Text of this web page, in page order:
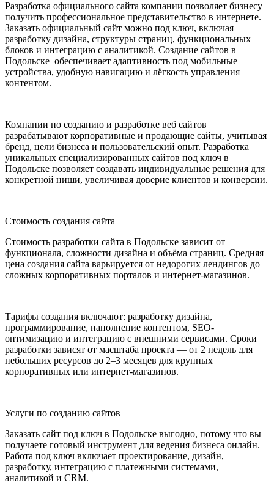
Разработка официального сайта компании позволяет бизнесу
получить профессиональное представительство в интернете.
Заказать официальный сайт можно под ключ, включая
разработку дизайна, структуры страниц, функциональных
блоков и интеграцию с аналитикой. Создание сайтов в
Подольске обеспечивает адаптивность под мобильные
устройства, удобную навигацию и лёгкость управления
контентом.
Компании по созданию и разработке веб сайтов
разрабатывают корпоративные и продающие сайты, учитывая
бренд, цели бизнеса и пользовательский опыт. Разработка
уникальных специализированных сайтов под ключ в
Подольске позволяет создавать индивидуальные решения для
конкретной ниши, увеличивая доверие клиентов и конверсии.
Стоимость создания сайта
Стоимость разработки сайта в Подольске зависит от
функционала, сложности дизайна и объёма страниц. Средняя
цена создания сайта варьируется от недорогих лендингов до
сложных корпоративных порталов и интернет-магазинов.
Тарифы создания включают: разработку дизайна,
программирование, наполнение контентом, SEO-
оптимизацию и интеграцию с внешними сервисами. Сроки
разработки зависят от масштаба проекта — от 2 недель для
небольших ресурсов до 2–3 месяцев для крупных
корпоративных или интернет-магазинов.
Услуги по созданию сайтов
Заказать сайт под ключ в Подольске выгодно, потому что вы
получаете готовый инструмент для ведения бизнеса онлайн.
Работа под ключ включает проектирование, дизайн,
разработку, интеграцию с платежными системами,
аналитикой и CRM.